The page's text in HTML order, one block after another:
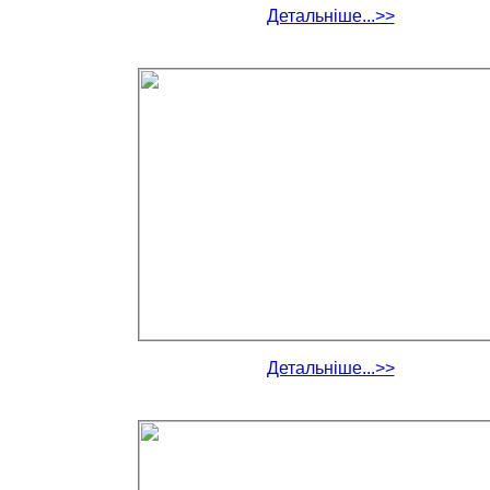
Детальніше...>>
Детальніше...>>